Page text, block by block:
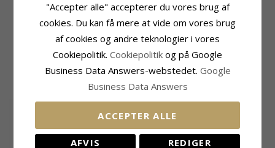
Shell Musling Armbånd
Ædelmetal: Silke Snor
Overflade:Mat
Længde: 17 cm plus 5 cm
KUNDER DER HAR KØBT DENNE HAR
OGSÁ KØBT
"Accepter alle" accepterer du vores brug af
cookies. Du kan få mere at vide om vores brug
af cookies og andre teknologier i vores
Cookiepolitik. Cookiepolitik og på Google
Business Data Answers-webstedet. Google
Business Data Answers
ACCEPTER ALLE
AFVIS REDIGER